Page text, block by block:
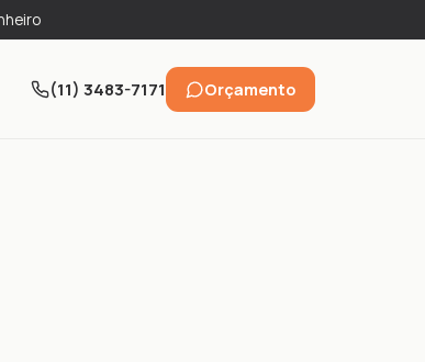
(11) 3483-7171 Orçamento